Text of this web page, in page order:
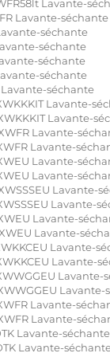
Lavante-
Lavante-séchante
séchante
séchante
séchante
séchante
Lavante-séchante
Lavante-
Lavante-
Lavante-
Lavante-
Lavante-
Lavante-
Lavante-
Lavante-
Lavante-
Lavante-
Lavante-
Lavante-
Lavante-
Lavante-
Lavante-
Lavante-séchante
Lavante-